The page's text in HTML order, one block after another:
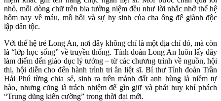
nhỏ, mỗi dòng chữ trên bia tưởng niệm đều như lời nhắc nhở thế hệ
hôm nay về máu, mồ hôi và sự hy sinh của cha ông để giành độc
lập dân tộc.
Với thế hệ trẻ Long An, nơi đây không chỉ là một địa chỉ đỏ, mà còn
là “lớp học sống” về truyền thống. Tỉnh đoàn Long An luôn lấy đây
làm điểm đến giáo dục lý tưởng – từ các chương trình về nguồn, hội
thi, hội diễn cho đến hành trình tri ân liệt sĩ. Bí thư Tỉnh đoàn Trần
Hải Phú từng chia sẻ, sinh ra trên mảnh đất anh hùng là niềm tự
hào, nhưng cũng là trách nhiệm để gìn giữ và phát huy khí phách
“Trung dũng kiên cường” trong thời đại mới.